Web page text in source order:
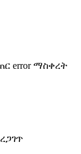
error ማስቀረት